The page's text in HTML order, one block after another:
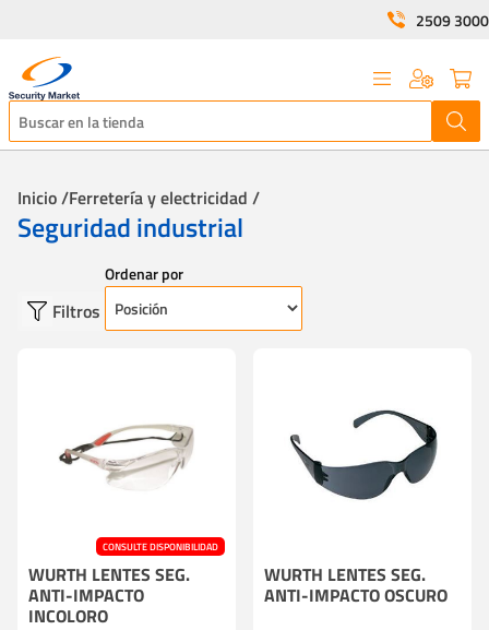
2509 3000
Inicio /Ferretería y electricidad /
Seguridad industrial
Filtros
Ordenar por
CONSULTE DISPONIBILIDAD
WURTH LENTES SEG.
ANTI-IMPACTO
INCOLORO
WURTH LENTES SEG.
ANTI-IMPACTO OSCURO